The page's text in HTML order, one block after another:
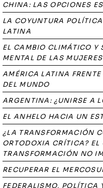
CHINA: LAS OPCIONES
LA COYUNTURA
LATINA
EL CAMBIO CLIMÁTICO Y
MENTAL DE LAS MUJERES
AMÉRICA LATINA
DEL MUNDO
ARGENTINA: ¿UNIRSE A
EL ANHELO HACIA UN
¿LA TRANSFORMACIÓN
ORTODOXIA CRÍTICA? EL
TRANSFORMACIÓN NO
RECUPERAR EL
FEDERALISMO, POLÍTICA